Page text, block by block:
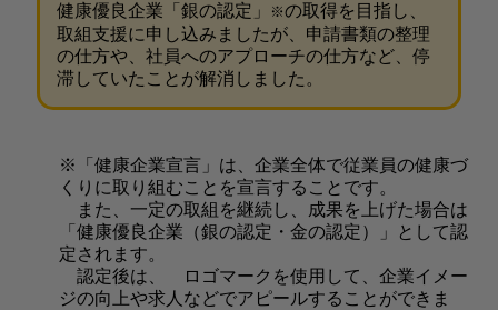
健康優良企業「銀の認定」 ※の取得を目指し、
取組支援に申し込みましたが、申請書類の整理
の仕方や、社員へのアプローチの仕方など、停
滞していたことが解消しました。
※「健康企業宣言」は、企業全体で従業員の健康づ
くりに取り組むことを宣言することです。
また、一定の取組を継続し、成果を上げた場合は
「健康優良企業（銀の認定・金の認定）」として認
定されます。
認定後は、 ロゴマークを使用して、企業イメー
ジの向上や求人などでアピールすることができま